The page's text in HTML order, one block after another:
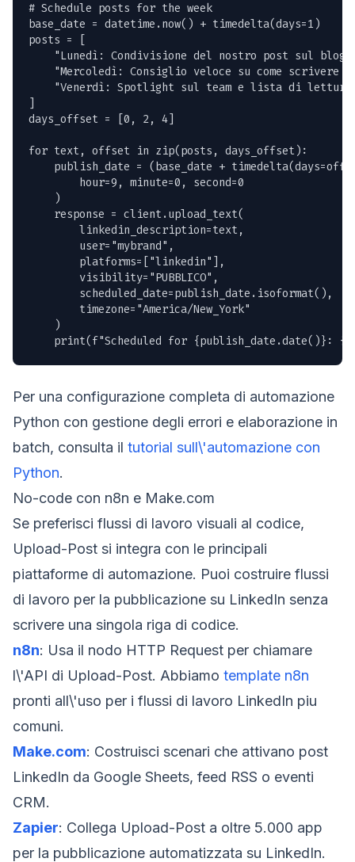
# Schedule posts for the week
base_date = datetime.now() + timedelta(days=1)
posts = [
"Lunedì: Condivisione del nostro post sul blog
"Mercoledì: Consiglio veloce su come scrivere
"Venerdì: Spotlight sul team e lista di
]
days_offset = [0, 2, 4]
for text, offset in zip(posts, days_offset):
publish_date = (base_date +
        hour=9, minute=0, second=0
    )
    response = client.upload_text(
        linkedin_description=text,
        user="mybrand",
        platforms=["linkedin"],
        visibility="PUBBLICO",
        scheduled_date=publish_date.isoformat(),
        timezone="America/New_York"
    )
print(f"Scheduled for {publish_date.date()}:
Per una configurazione completa di automazione
Python con gestione degli errori e elaborazione in
batch, consulta il tutorial sull\'automazione con
Python.
No-code con n8n e Make.com
Se preferisci flussi di lavoro visuali al codice,
Upload-Post si integra con le principali
piattaforme di automazione. Puoi costruire flussi
di lavoro per la pubblicazione su LinkedIn senza
scrivere una singola riga di codice.
n8n: Usa il nodo HTTP Request per chiamare
l\'API di Upload-Post. Abbiamo template n8n
pronti all\'uso per i flussi di lavoro LinkedIn piu
comuni.
Make.com: Costruisci scenari che attivano post
LinkedIn da Google Sheets, feed RSS o eventi
CRM.
Zapier: Collega Upload-Post a oltre 5.000 app
per la pubblicazione automatizzata su LinkedIn.